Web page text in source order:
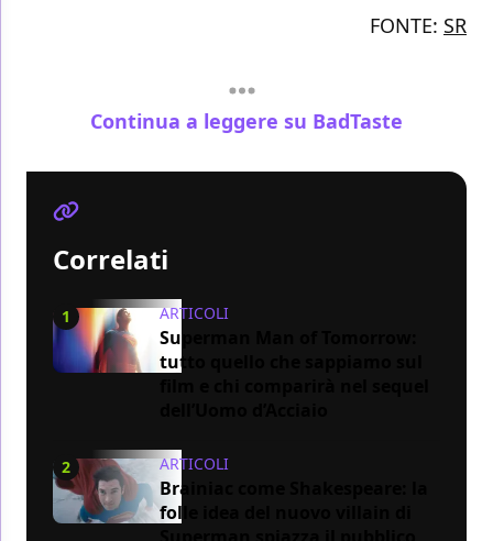
FONTE: SR
Continua a leggere su BadTaste
Correlati
1 ARTICOLI
Superman Man of Tomorrow:
tutto quello che sappiamo sul
2 ARTICOLI
Brainiac come Shakespeare: la
folle idea del nuovo villain di